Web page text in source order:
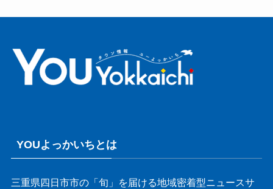
YOUよっかいちとは
三重県四日市市の「旬」を届ける地域密着型ニュースサ